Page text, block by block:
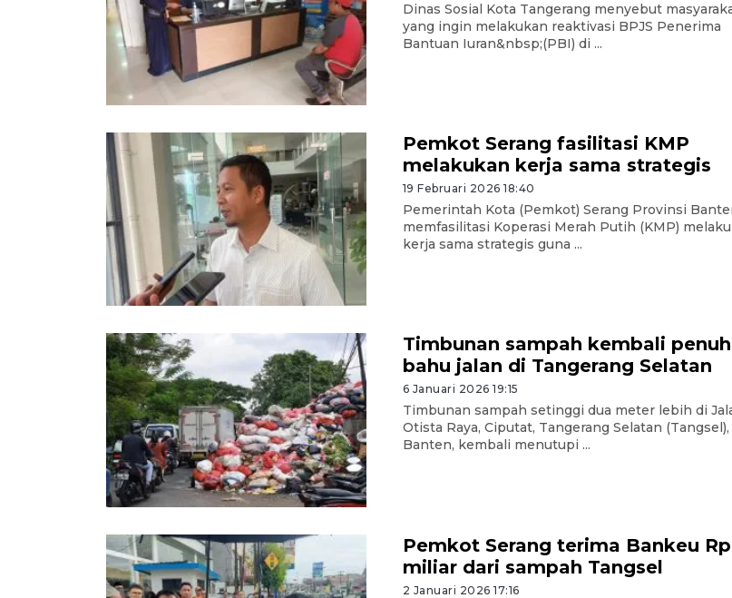
Dinas Sosial Kota Tangerang menyebut
yang ingin melakukan reaktivasi BPJS Penerima
Bantuan Iuran&nbsp;(PBI) di ...
Pemkot Serang fasilitasi KMP
melakukan kerja sama strategis
19 Februari 2026 18:40
Pemerintah Kota (Pemkot) Serang Provinsi
memfasilitasi Koperasi Merah Putih (KMP)
kerja sama strategis guna ...
Timbunan sampah kembali
bahu jalan di Tangerang Selatan
6 Januari 2026 19:15
Timbunan sampah setinggi dua meter lebih di
Otista Raya, Ciputat, Tangerang Selatan (Tangsel),
Banten, kembali menutupi ...
Pemkot Serang terima Bankeu
miliar dari sampah Tangsel
2 Januari 2026 17:16